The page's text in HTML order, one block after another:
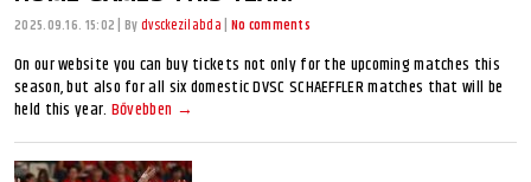
2025.09.16. 15:02 Bydvsckezilabda No comments
On our website you can buy tickets not only for the upcoming matches this
season, but also for all six domestic DVSC SCHAEFFLER matches that will be
held this year. Bővebben →